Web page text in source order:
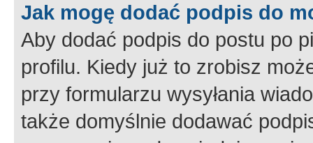
Jak mogę dodać podpis do
Aby dodać podpis do postu po
profilu. Kiedy już to zrobisz
przy formularzu wysyłania
także domyślnie dodawać